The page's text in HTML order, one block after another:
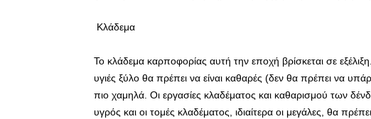
Κλάδεμα
Το κλάδεμα καρποφορίας αυτή την εποχή βρίσκεται σε
υγιές ξύλο θα πρέπει να είναι καθαρές (δεν θα πρέπει να
πιο χαμηλά. Οι εργασίες κλαδέματος και καθαρισμού των
υγρός και οι τομές κλαδέματος, ιδιαίτερα οι μεγάλες, θα